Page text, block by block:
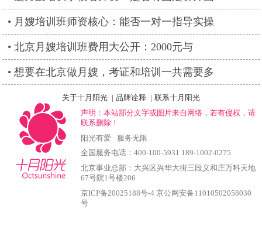
月嫂培训班师资核心：能否一对一指导实操
北京月嫂培训班费用大公开：2000元与
想要在北京做月嫂，考证和培训一共需要多
关于十月阳光 | 品牌诠释 | 联系十月阳光
声明：本站部分文字或图片来自网络，若有侵权，请
联系删除！
阳光有爱 · 服务无限
全国服务电话：400-100-5931 189-1002-0275
北京事业总部：大兴区兴华大街三段义和庄万科天地
67号院1号楼206
京ICP备20025188号-4 京公网安备11010502058030
号